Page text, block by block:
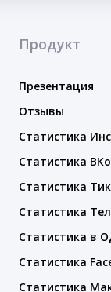
Продукт
Презентация
Отзывы
Статистика
Статистика
Статистика
Статистика
Статистика в
Статистика
Статистика